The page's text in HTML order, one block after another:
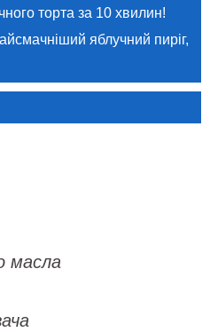
торта за 10 хвилин!
яблучний пиріг,
масла